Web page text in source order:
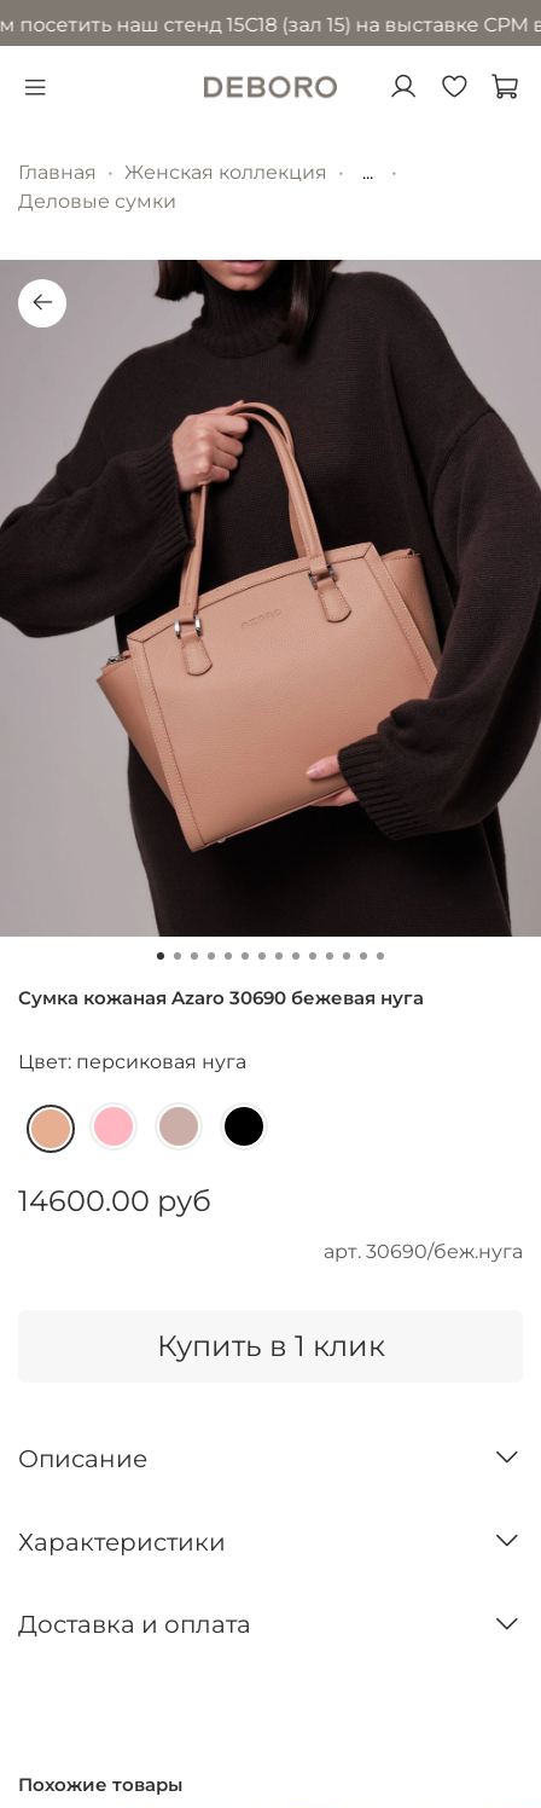
наш стенд 15С18 (зал 15) на выставке CPM
Главная Женская коллекция
...
Деловые сумки
арт. 30690/беж.нуга
Сумка кожаная Azaro 30690 бежевая нуга
Цвет: персиковая нуга
14600.00 руб
Купить в 1 клик
Описание
Характеристики
Доставка и оплата
Похожие товары